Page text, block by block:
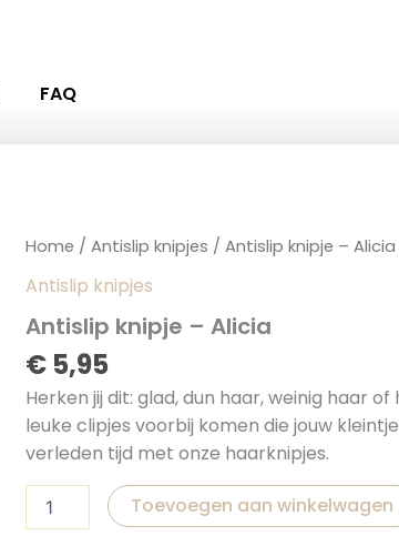
FAQ
Home / Antislip knipjes / Antislip knipje – Alicia
Antislip knipjes
Antislip knipje – Alicia
€5,95
Herken jij dit: glad, dun haar, weinig haar
leuke clipjes voorbij komen die jouw
verleden tijd met onze haarknipjes.
Antislip
-
aantal
Toevoegen aan winkelwagen